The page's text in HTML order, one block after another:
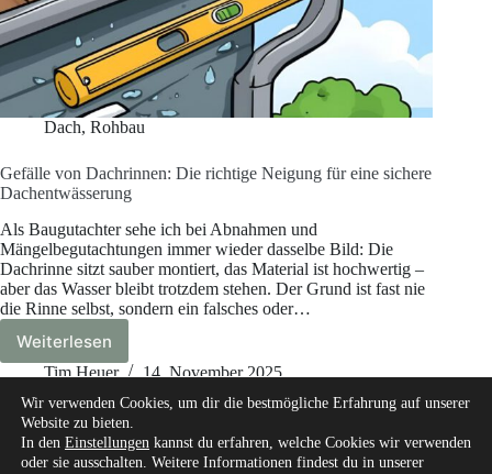
Dach, Rohbau
Gefälle von Dachrinnen: Die richtige Neigung für eine sichere
Dachentwässerung
Als Baugutachter sehe ich bei Abnahmen und
Mängelbegutachtungen immer wieder dasselbe Bild: Die
Dachrinne sitzt sauber montiert, das Material ist hochwertig –
aber das Wasser bleibt trotzdem stehen. Der Grund ist fast nie
die Rinne selbst, sondern ein falsches oder…
Weiterlesen
Gefälle
von
Die
richtige
Neigung
Tim Heuer 14. November 2025
Wir verwenden Cookies, um dir die bestmögliche Erfahrung auf unserer
Website zu bieten.
In den Einstellungen kannst du erfahren, welche Cookies wir verwenden
oder sie ausschalten. Weitere Informationen findest du in unserer